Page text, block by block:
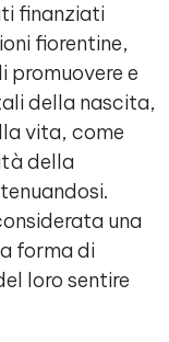
finanziati
fiorentine,
promuovere e
della nascita,
vita, come
della
una
forma di
loro sentire